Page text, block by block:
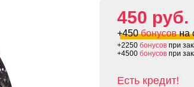
450 руб.
+450бонусовна
+2250 бонусов при
+4500 бонусов при
Есть кредит!